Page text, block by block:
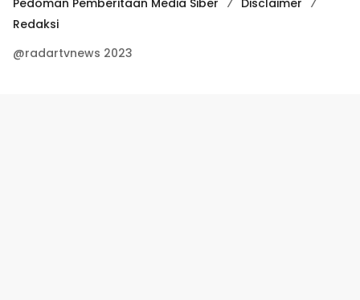
Pedoman Pemberitaan Media Siber
Disclaimer
Redaksi
@radartvnews 2023